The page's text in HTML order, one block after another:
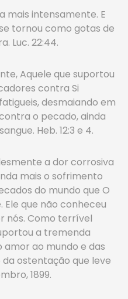
mais intensamente. E
tornou como gotas de
Luc. 22:44.
Aquele que suportou
contra Si
desmaiando em
o pecado, ainda
Heb. 12:3 e 4.
a dor corrosiva
mais o sofrimento
do mundo que O
que não conheceu
nós. Como terrível
a tremenda
ao mundo e das
ostentação que leve
1899.